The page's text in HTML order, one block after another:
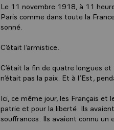
Le 11 novembre 1918, à 11
Paris comme dans toute la
sonné.
C’était l’armistice.
C’était la fin de quatre longues
n’était pas la paix. Et à l’Est,
Ici, ce même jour, les Français et
patrie et pour la liberté. Ils
souffrances. Ils avaient connu un